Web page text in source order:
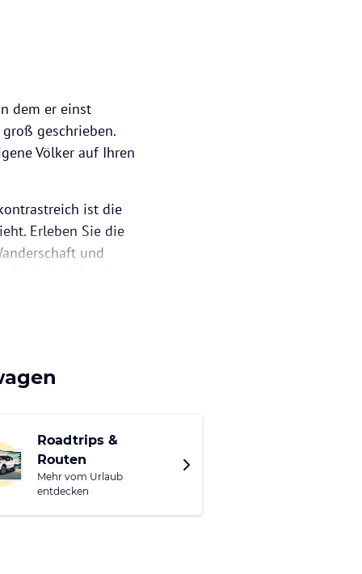
dem er einst
geschrieben.
Völker auf Ihren
ist die
Erleben Sie die
und
die Natur entgehen
Medina und
Roadtrips &
Routen
Mehr vom Urlaub
entdecken